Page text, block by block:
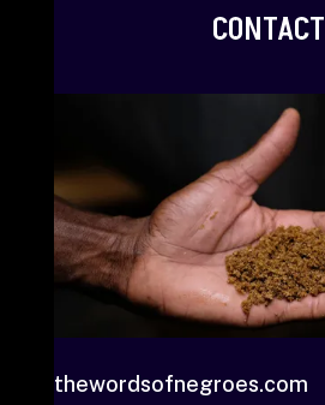
CONTACT
thewordsofnegroes.com